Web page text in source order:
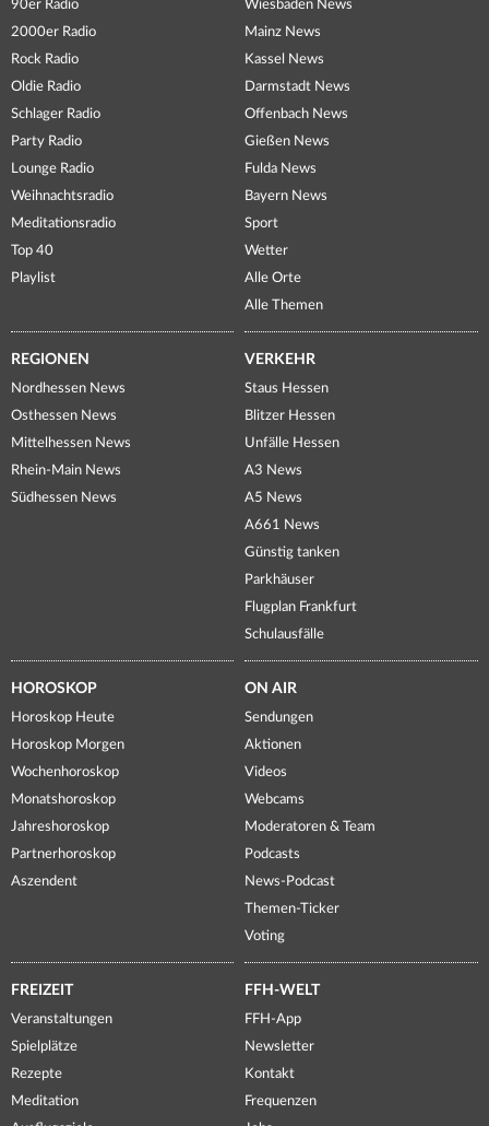
90er Radio
2000er Radio
Rock Radio
Oldie Radio
Schlager Radio
Party Radio
Lounge Radio
Weihnachtsradio
Meditationsradio
Top 40
Playlist
Wiesbaden News
Mainz News
Kassel News
Darmstadt News
Offenbach News
Gießen News
Fulda News
Bayern News
Sport
Wetter
Alle Orte
Alle Themen
REGIONEN
Nordhessen News
Osthessen News
Mittelhessen News
Rhein-Main News
Südhessen News
VERKEHR
Staus Hessen
Blitzer Hessen
Unfälle Hessen
A3 News
A5 News
A661 News
Günstig tanken
Parkhäuser
Flugplan Frankfurt
Schulausfälle
HOROSKOP
Horoskop Heute
Horoskop Morgen
Wochenhoroskop
Monatshoroskop
Jahreshoroskop
Partnerhoroskop
Aszendent
ON AIR
Sendungen
Aktionen
Videos
Webcams
Moderatoren & Team
Podcasts
News-Podcast
Themen-Ticker
Voting
FREIZEIT
Veranstaltungen
Spielplätze
Rezepte
Meditation
FFH-WELT
FFH-App
Newsletter
Kontakt
Frequenzen